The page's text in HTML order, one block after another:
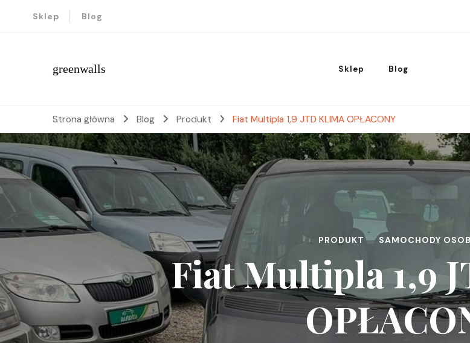
Sklep Blog
greenwalls Sklep Blog
Strona główna Blog Produkt Fiat Multipla 1,9 JTD KLIMA OPŁACONY
PRODUKT SAMOCHODY
Fiat Multipla 1,9